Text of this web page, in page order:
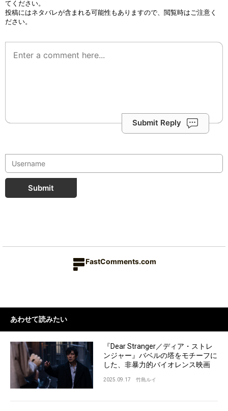
てください。
投稿にはネタバレが含まれる可能性もありますので、閲覧時はご注意く
ださい。
Submit Reply
Submit
FastComments.com
あわせて読みたい
『Dear Stranger／ディア・ストレ
ンジャー』バベルの塔をモチーフに
した、非暴力的バイオレンス映画
2025.09.17 竹島ルイ